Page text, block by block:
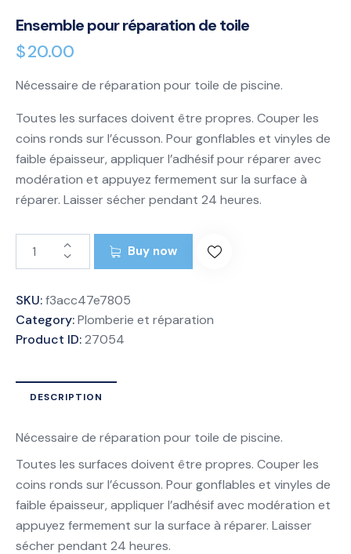
Ensemble pour réparation de toile
$20.00
Nécessaire de réparation pour toile de piscine.
Toutes les surfaces doivent être propres. Couper les
coins ronds sur l’écusson. Pour gonflables et vinyles de
faible épaisseur, appliquer l’adhésif pour réparer avec
modération et appuyez fermement sur la surface à
réparer. Laisser sécher pendant 24 heures.
Buy now
SKU:f3acc47e7805
Category:Plomberie et réparation
Product ID:27054
DESCRIPTION
Nécessaire de réparation pour toile de piscine.
Toutes les surfaces doivent être propres. Couper les
coins ronds sur l’écusson. Pour gonflables et vinyles de
faible épaisseur, appliquer l’adhésif avec modération et
appuyez fermement sur la surface à réparer. Laisser
sécher pendant 24 heures.